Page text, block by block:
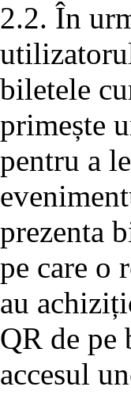
2.2. În
biletele
primește
pentru a
prezenta
pe care o
au
QR de pe
accesul